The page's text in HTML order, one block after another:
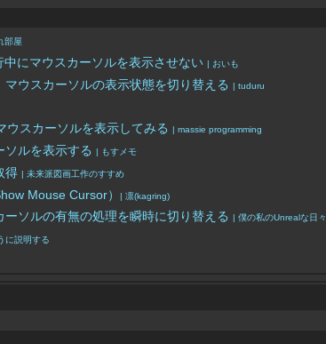
部屋
にマウスカーソルを表示させない | おいも
ウスカーソルの表示状態を切り替える | tuduru
ウスカーソルを表示してみる | massie programming
ソルを表示する | もすメモ
得 | 未来派図画工作のすすめ
Mouse Cursor） | 凛(kagring)
ソルの有無の処理を瞬時に切り替える | 僕の私のUnrealな日々
に説明する